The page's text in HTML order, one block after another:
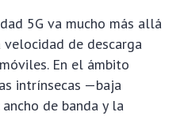
5G va mucho más allá
de descarga
En el ámbito
intrínsecas —baja
de banda y la